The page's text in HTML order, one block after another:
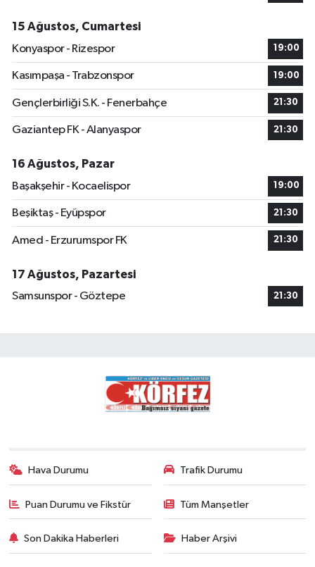
15 Ağustos, Cumartesi
Konyaspor - Rizespor
19:00
Kasımpaşa - Trabzonspor 19:00
Gençlerbirliği S.K. - Fenerbahçe 21:30
Gaziantep FK - Alanyaspor 21:30
16 Ağustos, Pazar
Başakşehir - Kocaelispor
19:00
Beşiktaş - Eyüpspor 21:30
Amed - Erzurumspor FK 21:30
17 Ağustos, Pazartesi
Samsunspor - Göztepe
21:30
Hava Durumu Trafik Durumu
Puan Durumu ve Fikstür Tüm Manşetler
Son Dakika Haberleri Haber Arşivi